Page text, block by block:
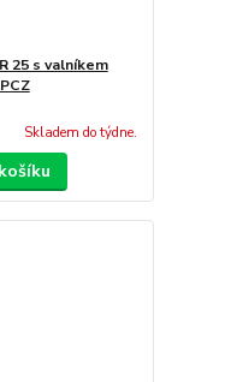
25 s valníkem
Skladem do týdne.